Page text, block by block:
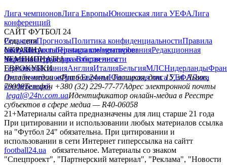
Лига чемпионовЛига ЕвропыЮношеская лига УЕФАЛига
конференций
САЙТ ФУТБОЛ 24
РедакцияПрогнозыПолитика конфиденциальностиПравила
сайтуКонтактыПравила комментированияРедакционная
политикаСтруктура собственности
Соц. сети
facebookxyoutubeinstagramtelegramviber
УКРАИНА
УкраинаПервая лигаВторая лига
ЧЕМПИОНАТЫ
ГерманияИспанияАнглияИталияБельгияМЛСНидерланды
ЕВРОКУБКИ
Лига чемпионовЛига ЕвропыЮношеская лига УЕФАЛига
конференций
Онлайн-медиа «Футбол 24»пл. Галицкая, дом. 15, м. Львов,
79008Телефон +380 (32) 229-77-77Адрес электронной почты
legal@24tv.com.uaИдентификатор онлайн-медиа в Реестре
субъектов в сфере медиа — R40-06058
21+Материалы сайта предназначены для лиц старше 21 года
При цитировании и использовании любых материалов ссылка
на "Футбол 24" обязательна. При цитировании и
использовании в сети Интернет гиперссылка на сайтт
football24.ua
обязательное. Материалы со знаком
"Спецпроект", "Партнерский материал", "Реклама", "Новости